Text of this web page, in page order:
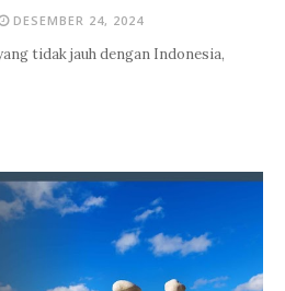
DESEMBER 24, 2024
tidak jauh dengan Indonesia,